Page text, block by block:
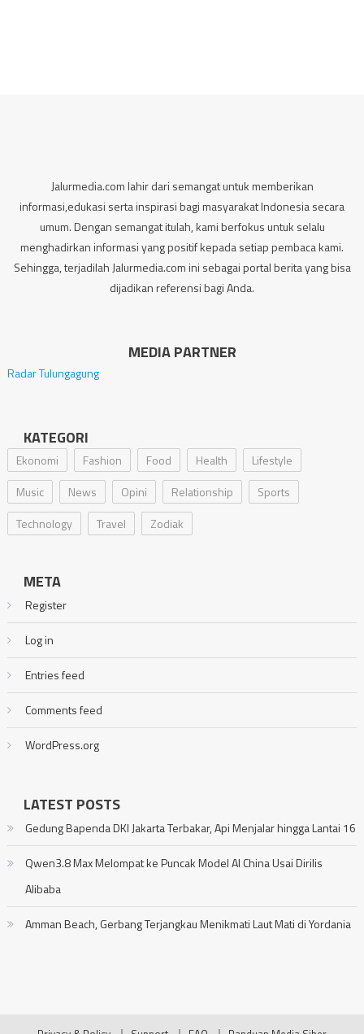
Jalurmedia.com lahir dari semangat untuk memberikan
informasi,edukasi serta inspirasi bagi masyarakat Indonesia secara
umum. Dengan semangat itulah, kami berfokus untuk selalu
menghadirkan informasi yang positif kepada setiap pembaca kami.
Sehingga, terjadilah Jalurmedia.com ini sebagai portal berita yang bisa
dijadikan referensi bagi Anda.
MEDIA PARTNER
Radar Tulungagung
KATEGORI
Ekonomi Fashion Food Health
Lifestyle
Music
News Opini Relationship
Sports
Technology
Travel Zodiak
META
Register
Log in
Entries feed
Comments feed
WordPress.org
LATEST POSTS
Gedung Bapenda DKI Jakarta Terbakar, Api Menjalar hingga Lantai 16
Qwen3.8 Max Melompat ke Puncak Model AI China Usai Dirilis
Alibaba
Amman Beach, Gerbang Terjangkau Menikmati Laut Mati di Yordania